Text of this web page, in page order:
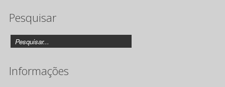
Releases
Pesquisar
Informações